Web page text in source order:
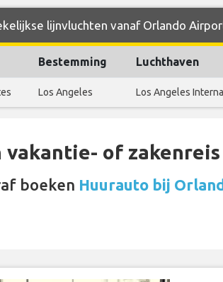
lijnvluchten vanaf Orlando
Bestemming Luchthaven
Los Angeles Los Angeles
vakantie- of
boeken Huurauto bij